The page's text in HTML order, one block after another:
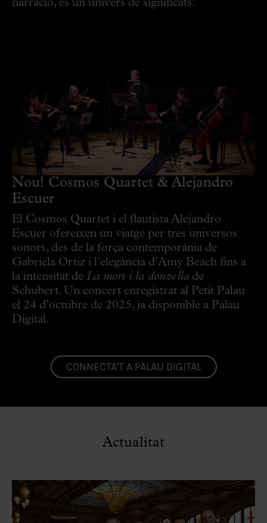
narració, és un univers de significats.
Nou! Cosmos Quartet & Alejandro
Escuer
El Cosmos Quartet i el flautista Alejandro
Escuer ofereixen un viatge per tres universos
sonors, des de la força contemporània de
Gabriela Ortiz i l’elegància d’Amy Beach fins a
la intensitat de La mort i la donzella de
Schubert. Un concert enregistrat al Petit Palau
el 24 d’octubre de 2025, ja disponible a Palau
Digital.
CONNECTA'T A PALAU DIGITAL
Actualitat